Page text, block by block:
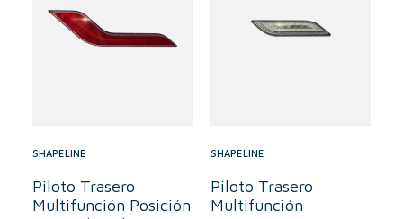
SHAPELINE
Piloto Trasero
Multifunción Posición
SHAPELINE
Piloto Trasero
Multifunción